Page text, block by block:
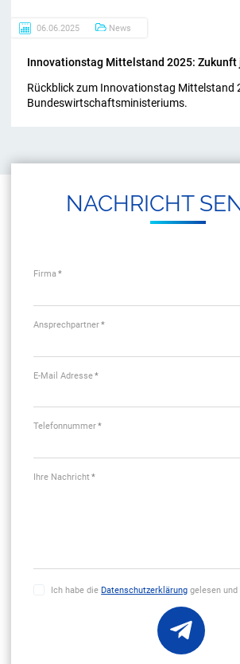
06.06.2025 News
In­no­va­ti­ons­tag Mit­tel­stand 2025:
Rückblick zum Innovationstag Mittelstand
Bundeswirtschaftsministeriums.
NACH­RICHT
Firma*
Ansprechpartner*
E-Mail Adresse*
Telefonnummer*
Ihre Nachricht *
Ich habe dieDatenschutzerklärung gelesen